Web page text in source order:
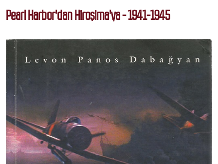
Pearl Harbor'dan Hiroşima'ya - 1941-1945